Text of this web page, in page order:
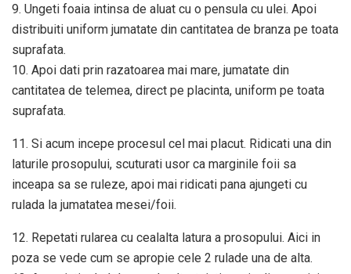
9. Ungeti foaia intinsa de aluat cu o pensula cu ulei. Apoi
distribuiti uniform jumatate din cantitatea de branza pe toata
suprafata.
10. Apoi dati prin razatoarea mai mare, jumatate din
cantitatea de telemea, direct pe placinta, uniform pe toata
suprafata.
11. Si acum incepe procesul cel mai placut. Ridicati una din
laturile prosopului, scuturati usor ca marginile foii sa
inceapa sa se ruleze, apoi mai ridicati pana ajungeti cu
rulada la jumatatea mesei/foii.
12. Repetati rularea cu cealalta latura a prosopului. Aici in
poza se vede cum se apropie cele 2 rulade una de alta.